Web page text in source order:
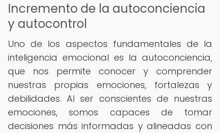
Incremento de la autoconciencia
y autocontrol
Uno de los aspectos fundamentales de la
inteligencia emocional es la autoconciencia,
que nos permite conocer y comprender
nuestras propias emociones, fortalezas y
debilidades. Al ser conscientes de nuestras
emociones, somos capaces de tomar
decisiones más informadas y alineadas con